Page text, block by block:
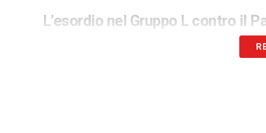
L’esordio nel Gruppo L contro il
Thomas Partey